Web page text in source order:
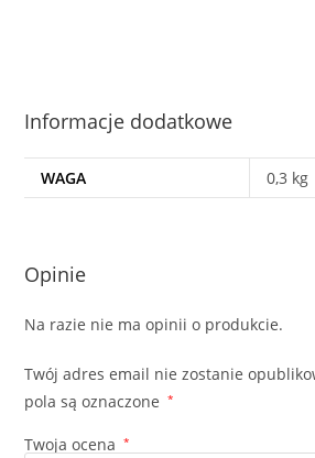
Informacje dodatkowe
WAGA 0,3 kg
Opinie
Na razie nie ma opinii o produkcie.
Twój adres email nie zostanie
pola są oznaczone
*
Twoja ocena *